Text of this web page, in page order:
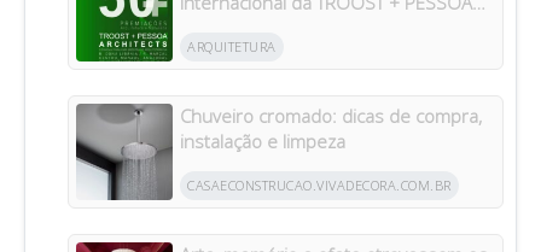
ARQUITETURA
Chuveiro cromado: dicas de compra,
instalação e limpeza
CASAECONSTRUCAO.VIVADECORA.COM.BR